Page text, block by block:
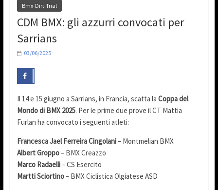
Bmx-Dirt-Trial
CDM BMX: gli azzurri convocati per
Sarrians
03/06/2025
Il 14 e 15 giugno a Sarrians, in Francia, scatta la Coppa del
Mondo di BMX 2025. Per le prime due prove il CT Mattia
Furlan ha convocato i seguenti atleti:
Francesca Jael Ferreira Cingolani– Montmelian BMX
Albert Groppo– BMX Creazzo
Marco Radaelli– CS Esercito
Martti Sciortino– BMX Ciclistica Olgiatese ASD